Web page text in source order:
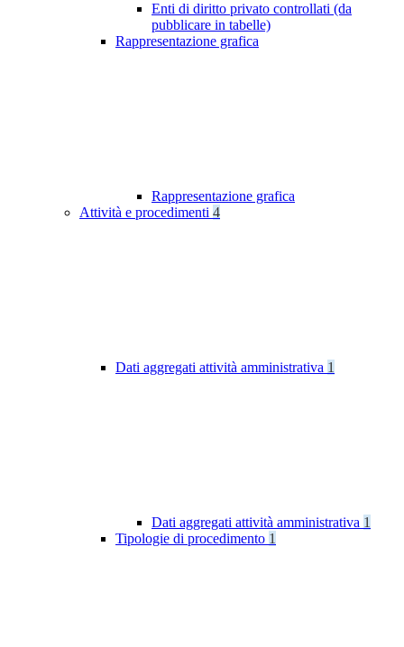
Enti di diritto privato controllati (da
pubblicare in tabelle)
Rappresentazione grafica
Rappresentazione grafica
Attività e procedimenti 4
Dati aggregati attività amministrativa 1
Dati aggregati attività amministrativa 1
Tipologie di procedimento 1